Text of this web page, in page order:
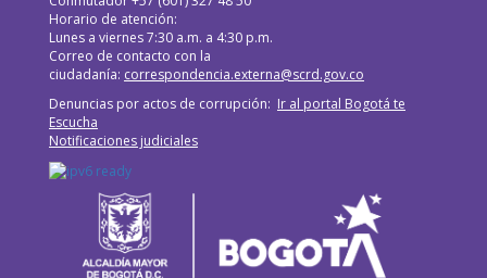
Horario de atención:
Lunes a viernes 7:30 a.m. a 4:30 p.m.
Correo de contacto con la
ciudadanía: correspondencia.externa@scrd.gov.co
Denuncias por actos de corrupción: Ir al portal Bogotá te
Escucha
Notificaciones judiciales